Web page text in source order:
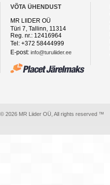
VÕTA ÜHENDUST
MR LIIDER OÜ
Türi 7, Tallinn, 11314
Reg. nr.: 12416964
Tel: +372 58444999
E-post: info@turuliider.ee
© 2026 MR Liider OÜ, All rights reserved ™